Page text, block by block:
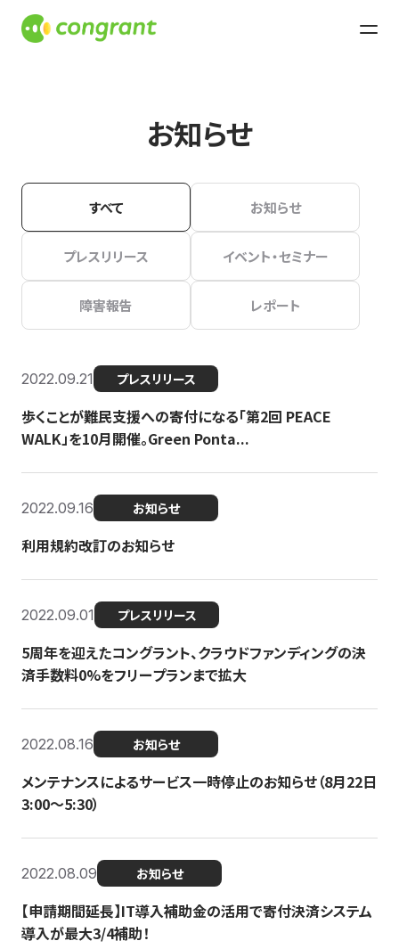
お知らせ
すべて お知らせ
プレスリリース イベント・セミナー
障害報告 レポート
2022.09.21 プレスリリース
歩くことが難民支援への寄付になる「第2回 PEACE
WALK」を10月開催。Green Ponta...
2022.09.16 お知らせ
利用規約改訂のお知らせ
2022.09.01 プレスリリース
5周年を迎えたコングラント、クラウドファンディングの決
済手数料0%をフリープランまで拡大
2022.08.16 お知らせ
メンテナンスによるサービス一時停止のお知らせ（8月22日
3:00〜5:30）
2022.08.09 お知らせ
【申請期間延長】IT導入補助金の活用で寄付決済システム
導入が最大3/4補助！